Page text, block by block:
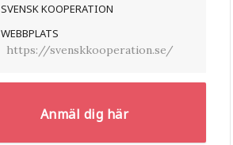
SVENSK KOOPERATION
WEBBPLATS
https://svenskkooperation.se/
Anmäl dig här